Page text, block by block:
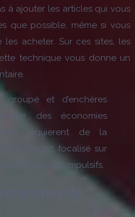
à ajouter les articles qui vous
que possible, même si vous
les acheter. Sur ces sites, les
technique vous donne un
groupé et d’enchères
des économies
requièrent de la
Restez focalisé sur
les achats impulsifs.
de